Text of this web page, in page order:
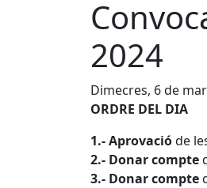
2024
Dimecres, 6 de
ORDRE DEL DIA
1.- Aprovacióde
2.- Donar compte
3.- Donar compte